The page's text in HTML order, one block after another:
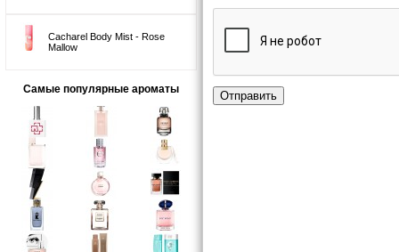
Cacharel Body Mist - Rose
Mallow
Самые популярные ароматы Отправить